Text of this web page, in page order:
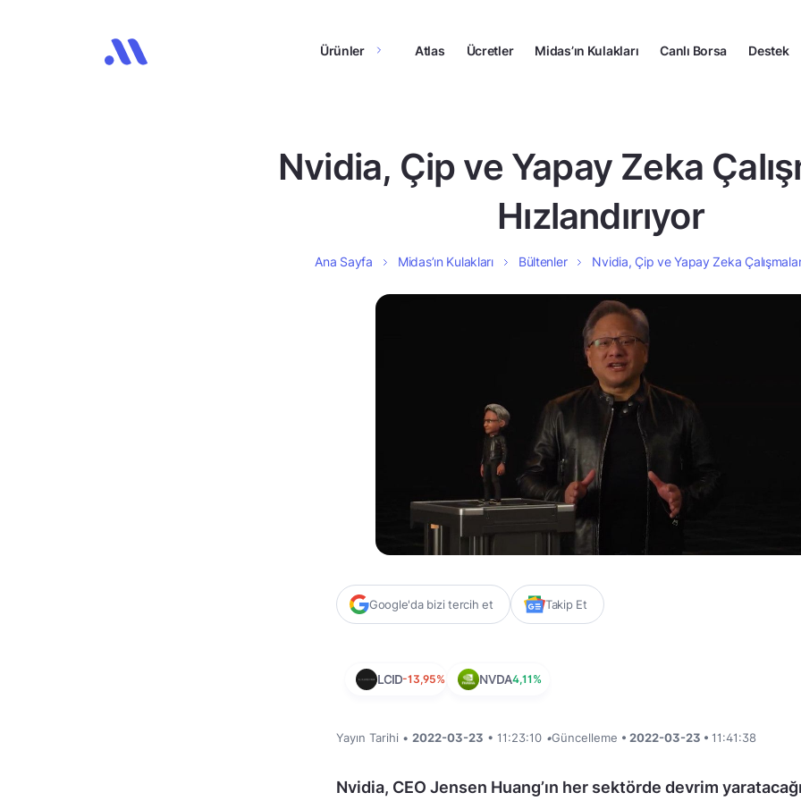
Ürünler Atlas Ücretler Midas’ın Kulakları Canlı Borsa Destek
Nvidia, Çip ve Yapay Zeka
Hızlandırıyor
Ana Sayfa Midas’ın Kulakları Bültenler Nvidia, Çip ve Yapay Zeka
Google'da bizi tercih et Takip Et
LCID-13,95% NVDA4,11%
Yayın Tarihi • 2022-03-23 • 11:23:10 •Güncelleme • 2022-03-23 • 11:41:38
Nvidia, CEO Jensen Huang’ın her sektörde devrim